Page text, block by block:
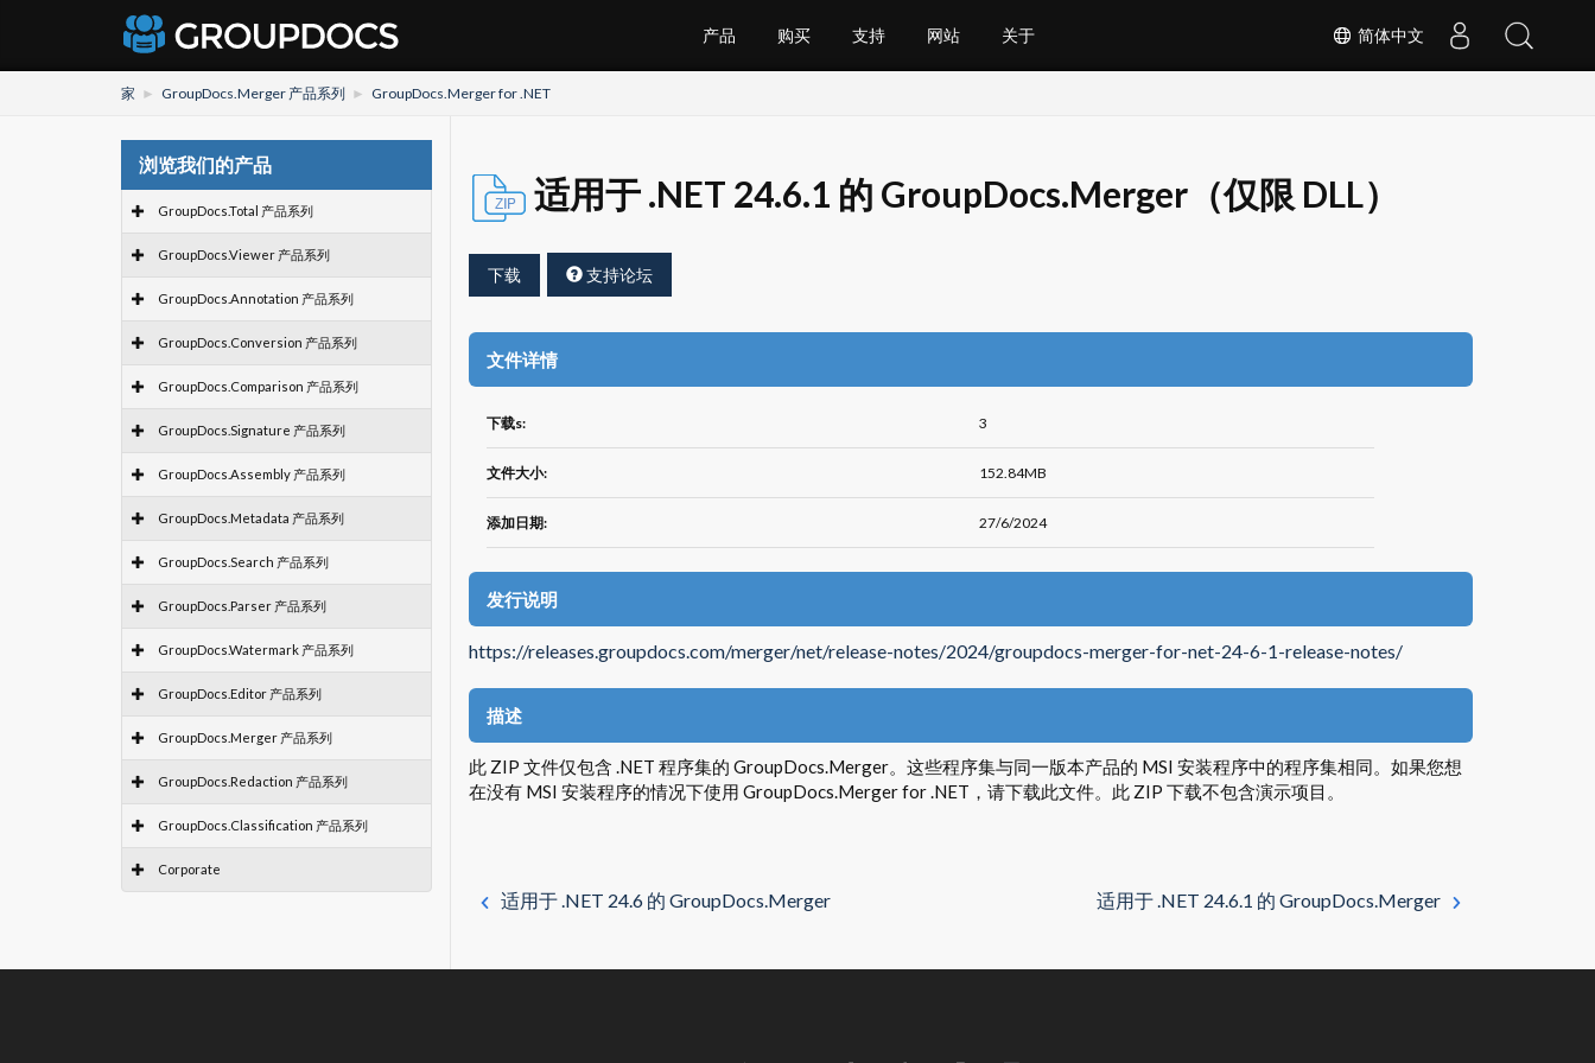
简体中文
产品 购买 支持 网站 关于
家 GroupDocs.Merger 产品系列 GroupDocs.Merger for .NET
浏览我们的产品
GroupDocs.Total 产品系列
GroupDocs.Viewer 产品系列
GroupDocs.Annotation 产品系列
GroupDocs.Conversion 产品系列
GroupDocs.Comparison 产品系列
GroupDocs.Signature 产品系列
GroupDocs.Assembly 产品系列
GroupDocs.Metadata 产品系列
GroupDocs.Search 产品系列
GroupDocs.Parser 产品系列
GroupDocs.Watermark 产品系列
GroupDocs.Editor 产品系列
GroupDocs.Merger 产品系列
GroupDocs.Redaction 产品系列
GroupDocs.Classification 产品系列
Corporate
适用于 .NET 24.6.1 的 GroupDocs.Merger（仅限 DLL）
下载 支持论坛
文件详情
下载s: 3
文件大小: 152.84MB
添加日期: 27/6/2024
发行说明
https://releases.groupdocs.com/merger/net/release-notes/2024/groupdocs-merger-for-net-24-6-1-release-notes/
描述
此 ZIP 文件仅包含 .NET 程序集的 GroupDocs.Merger。这些程序集与同一版本产品的 MSI 安装程序中的程序集相同。如果您想
在没有 MSI 安装程序的情况下使用 GroupDocs.Merger for .NET，请下载此文件。此 ZIP 下载不包含演示项目。
适用于 .NET 24.6 的 GroupDocs.Merger 适用于 .NET 24.6.1 的 GroupDocs.Merger